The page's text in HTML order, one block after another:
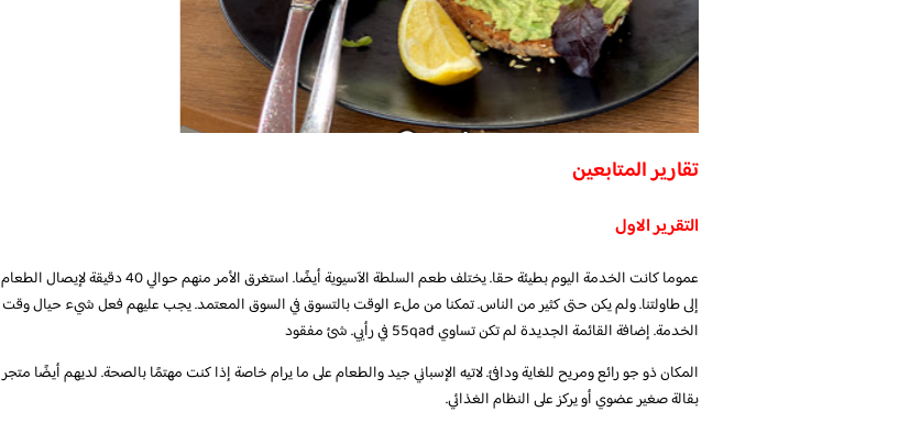
تقارير المتابعين
التقرير الاول
عموما كانت الخدمة اليوم بطيئة حقا. يختلف طعم السلطة الآسيوية أيضًا. استغرق الأمر منهم حوالي 40 دقيقة لإيصال الطعام
إلى طاولتنا. ولم يكن حتى كثير من الناس. تمكنا من ملء الوقت بالتسوق في السوق المعتمد. يجب عليهم فعل شيء حيال وقت
الخدمة. إضافة القائمة الجديدة لم تكن تساوي 55qad في رأيي. شئ مفقود
المكان ذو جو رائع ومريح للغاية ودافئ. لاتيه الإسباني جيد والطعام على ما يرام خاصة إذا كنت مهتمًا بالصحة. لديهم أيضًا متجر
بقالة صغير عضوي أو يركز على النظام الغذائي.